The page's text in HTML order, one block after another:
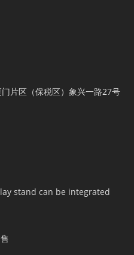
片区（保税区）象兴一路27号
stand can be integrated